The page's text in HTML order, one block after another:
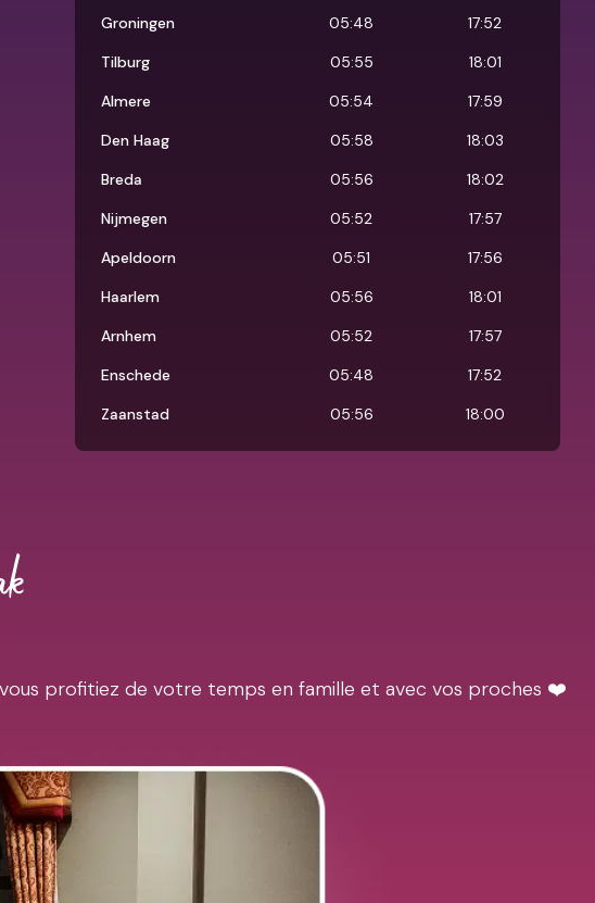
Groningen
05:48
17:52
Tilburg
05:55
18:01
Almere
05:54
17:59
Den Haag
05:58
18:03
Breda
05:56
18:02
Nijmegen
05:52
17:57
Apeldoorn
05:51
17:56
Haarlem
05:56
18:01
Arnhem
05:52
17:57
Enschede
05:48
17:52
Zaanstad
05:56 18:00
profitiez de votre temps en famille et avec vos proches ❤️